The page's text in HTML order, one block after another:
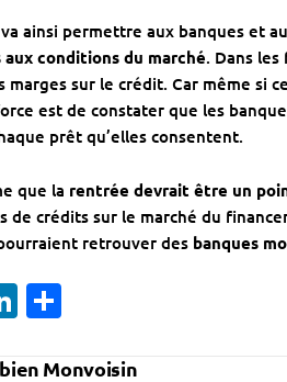
ainsi permettre aux banques et
aux conditions du marché. Dans
marges sur le crédit. Car même si
est de constater que les
prêt qu’elles consentent.
que la rentrée devrait être un
de crédits sur le marché du
retrouver des banques
LinkedIn
Monvoisin